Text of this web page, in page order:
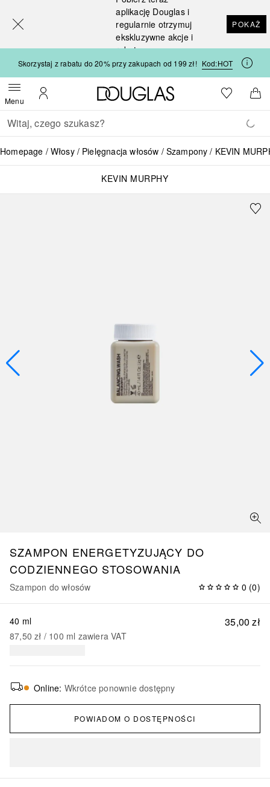
aplikację Douglas i
regularnie otrzymuj
ekskluzywne akcje i
rabaty
POKAŻ
Skorzystaj z rabatu do 20% przy zakupach od 199 zł! Kod:HOT
MenuOtwórz menuMoje konto
Strona główna Douglas
Do listyDo
Wracać
Wykonaj wyszukiwanie
Homepage Włosy Pielęgnacja włosów Szampony KEVIN
KEVIN MURPHY
SZAMPON ENERGETYZUJĄCY DO
CODZIENNEGO STOSOWANIA
Szampon do włosów 0 (0)
35,00 zł
40 ml
87,50 zł / 100 ml zawiera VAT
Online: Wkrótce ponownie dostępny
POWIADOM O DOSTĘPNOŚCI
[navigation.slideout.screenreader]